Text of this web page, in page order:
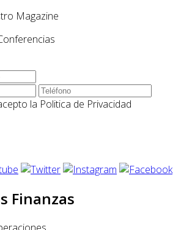
Magazine
la Politica de Privacidad
Finanzas